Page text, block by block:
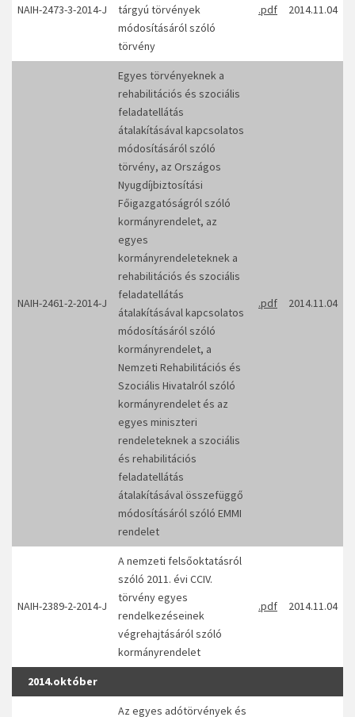
NAIH-2473-3-2014-J
tárgyú törvények
módosításáról szóló
törvény
.pdf 2014.11.04
NAIH-2461-2-2014-J
Egyes törvényeknek a
rehabilitációs és szociális
feladatellátás
átalakításával kapcsolatos
módosításáról szóló
törvény, az Országos
Nyugdíjbiztosítási
Főigazgatóságról szóló
kormányrendelet, az
egyes
kormányrendeleteknek a
rehabilitációs és szociális
feladatellátás
átalakításával kapcsolatos
módosításáról szóló
kormányrendelet, a
Nemzeti Rehabilitációs és
Szociális Hivatalról szóló
kormányrendelet és az
egyes miniszteri
rendeleteknek a szociális
és rehabilitációs
feladatellátás
átalakításával összefüggő
módosításáról szóló EMMI
rendelet
.pdf 2014.11.04
NAIH-2389-2-2014-J
A nemzeti felsőoktatásról
szóló 2011. évi CCIV.
törvény egyes
rendelkezéseinek
végrehajtásáról szóló
kormányrendelet
.pdf 2014.11.04
2014.október
Az egyes adótörvények és